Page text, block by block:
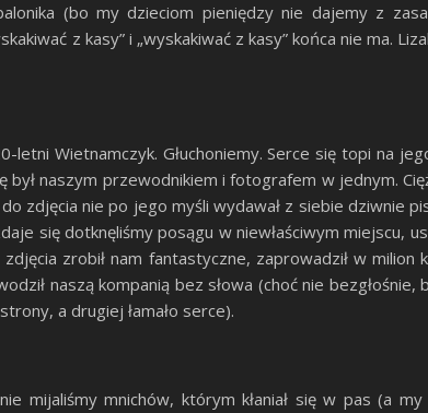
(bo my dzieciom pieniędzy nie dajemy z
z kasy” i „wyskakiwać z kasy” końca nie ma.
letni Wietnamczyk. Głuchoniemy. Serce się topi na
naszym przewodnikiem i fotografem w jednym.
zdjęcia nie po jego myśli wydawał z siebie dziwnie
się dotknęliśmy posągu w niewłaściwym miejscu,
zrobił nam fantastyczne, zaprowadził w
naszą kompanią bez słowa (choć nie
a drugiej łamało serce).
mijaliśmy mnichów, którym kłaniał się w pas (a